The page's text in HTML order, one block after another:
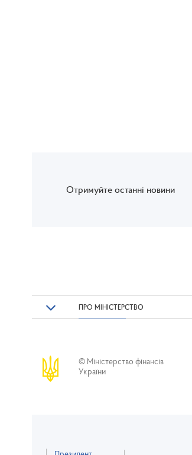
Отримуйте останні новини
ПРО МІНІСТЕРСТВО
© Міністерство фінансів
України